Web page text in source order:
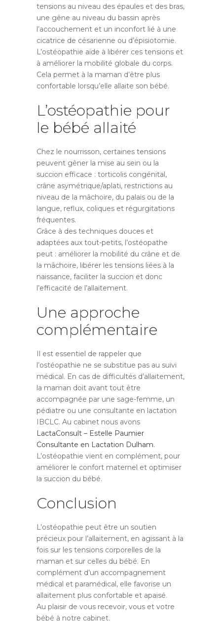
tensions au niveau des épaules et des bras,
une gêne au niveau du bassin après
l’accouchement et un inconfort lié à une
cicatrice de césarienne ou d’épisiotomie.
L’ostéopathie aide à libérer ces tensions et
à améliorer la mobilité globale du corps.
Cela permet à la maman d’être plus
confortable lorsqu’elle allaite son bébé.
L’ostéopathie pour
le bébé allaité
Chez le nourrisson, certaines tensions
peuvent gêner la mise au sein ou la
succion efficace : torticolis congénital,
crâne asymétrique/aplati, restrictions au
niveau de la mâchoire, du palais ou de la
langue, reflux, coliques et régurgitations
fréquentes.
Grâce à des techniques douces et
adaptées aux tout-petits, l’ostéopathe
peut : améliorer la mobilité du crâne et de
la mâchoire, libérer les tensions liées à la
naissance, faciliter la succion et donc
l’efficacité de l’allaitement.
Une approche
complémentaire
Il est essentiel de rappeler que
l’ostéopathie ne se substitue pas au suivi
médical. En cas de difficultés d’allaitement,
la maman doit avant tout être
accompagnée par une sage-femme, un
pédiatre ou une consultante en lactation
IBCLC. Au cabinet nous avons
LactaConsult – Estelle Paumier
Consultante en Lactation Dulham.
L’ostéopathie vient en complément, pour
améliorer le confort maternel et optimiser
la succion du bébé.
Conclusion
L’ostéopathie peut être un soutien
précieux pour l’allaitement, en agissant à la
fois sur les tensions corporelles de la
maman et sur celles du bébé. En
complément d’un accompagnement
médical et paramédical, elle favorise un
allaitement plus confortable et apaisé.
Au plaisir de vous recevoir, vous et votre
bébé à notre cabinet.